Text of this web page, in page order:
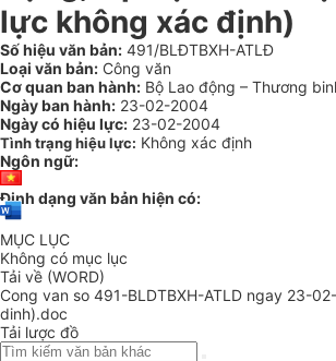
lực không xác định)
Số hiệu văn bản: 491/BLĐTBXH-ATLĐ
Loại văn bản: Công văn
Cơ quan ban hành: Bộ Lao động – Thương
Ngày ban hành: 23-02-2004
Ngày có hiệu lực: 23-02-2004
Tình trạng hiệu lực: Không xác định
Ngôn ngữ:
Định dạng văn bản hiện có:
MỤC LỤC
Không có mục lục
Tải về (WORD)
Cong van so 491-BLDTBXH-ATLD ngay 23-
dinh).doc
Tải lược đồ